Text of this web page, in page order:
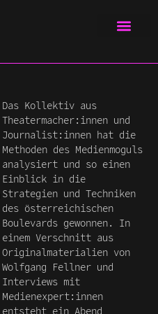
Das Kollektiv aus
Theatermacher:innen und
Journalist:innen hat die
Methoden des Medienmoguls
analysiert und so einen
Einblick in die
Strategien und Techniken
des österreichischen
Boulevards gewonnen. In
einem Verschnitt aus
Originalmaterialien von
Wolfgang Fellner und
Interviews mit
Medienexpert:innen
entsteht ein Abend